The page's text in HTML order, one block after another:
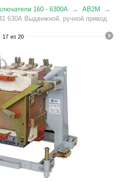
160 - 6300А
АВ2М
630А Выдвижной, ручной привод
17 из 20